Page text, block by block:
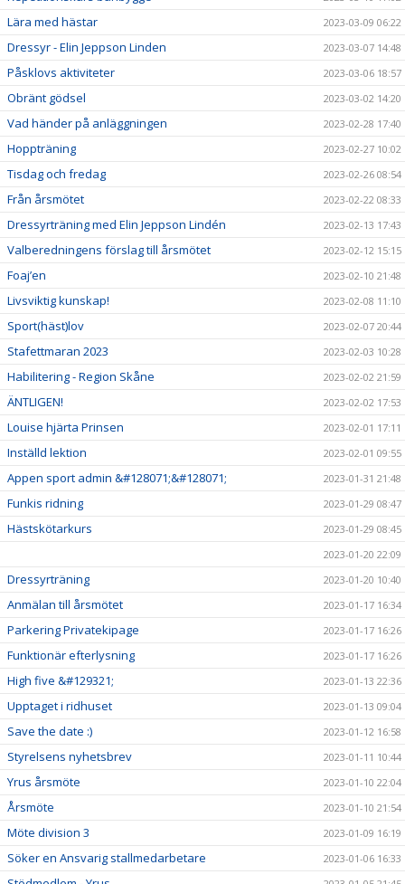
Lära med hästar 2023-03-09 06:22
Dressyr - Elin Jeppson Linden 2023-03-07 14:48
Påsklovs aktiviteter 2023-03-06 18:57
Obränt gödsel 2023-03-02 14:20
Vad händer på anläggningen 2023-02-28 17:40
Hoppträning 2023-02-27 10:02
Tisdag och fredag 2023-02-26 08:54
Från årsmötet 2023-02-22 08:33
Dressyrträning med Elin Jeppson Lindén 2023-02-13 17:43
Valberedningens förslag till årsmötet 2023-02-12 15:15
Foaj’en 2023-02-10 21:48
Livsviktig kunskap! 2023-02-08 11:10
Sport(häst)lov 2023-02-07 20:44
Stafettmaran 2023 2023-02-03 10:28
Habilitering - Region Skåne 2023-02-02 21:59
ÄNTLIGEN! 2023-02-02 17:53
Louise hjärta Prinsen 2023-02-01 17:11
Inställd lektion 2023-02-01 09:55
Appen sport admin &#128071;&#128071; 2023-01-31 21:48
Funkis ridning 2023-01-29 08:47
Hästskötarkurs
2023-01-29 08:45
2023-01-20 22:09
Dressyrträning 2023-01-20 10:40
Anmälan till årsmötet 2023-01-17 16:34
Parkering Privatekipage 2023-01-17 16:26
Funktionär efterlysning 2023-01-17 16:26
High five &#129321; 2023-01-13 22:36
Upptaget i ridhuset 2023-01-13 09:04
Save the date :) 2023-01-12 16:58
Styrelsens nyhetsbrev 2023-01-11 10:44
Yrus årsmöte 2023-01-10 22:04
Årsmöte 2023-01-10 21:54
Möte division 3 2023-01-09 16:19
Söker en Ansvarig stallmedarbetare 2023-01-06 16:33